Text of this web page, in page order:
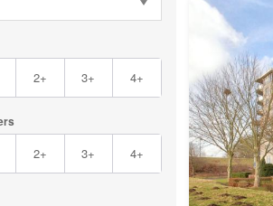
2+ 3+ 4+
2+ 3+ 4+